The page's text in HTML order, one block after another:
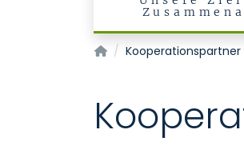
Kontinenz- und
Kooperationspartner